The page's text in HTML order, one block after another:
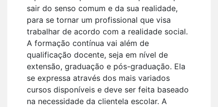
sair do senso comum e da sua realidade,
para se tornar um profissional que visa
trabalhar de acordo com a realidade social.
A formação contínua vai além de
qualificação docente, seja em nível de
extensão, graduação e pós-graduação. Ela
se expressa através dos mais variados
cursos disponíveis e deve ser feita baseado
na necessidade da clientela escolar. A